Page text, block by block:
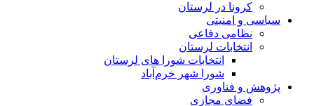
کرونا در لرستان
سیاسی و امنیتی
نظامی دفاعی
انتخابات لرستان
انتخابات شورا های لرستان
شورا شهر خرم‌آباد
پژوهش و فناوری
فضای مجازی